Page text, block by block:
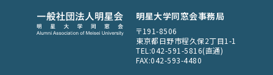
明星大学同窓会事務局
〒191-8506
東京都日野市程久保2丁目1-1
TEL:042-591-5816(直通)
FAX:042-593-4480